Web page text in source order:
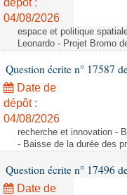
dépôt :
04/08/2026
espace et politique
Leonardo - Projet Bromo
Question écrite n° 17587
Date de
dépôt :
04/08/2026
recherche et innovation -
- Baisse de la durée des
Question écrite n° 17496
Date de